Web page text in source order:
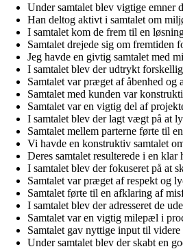
Under samtalet blev vigtige emner
Han deltog aktivt i samtalet om
I samtalet kom de frem til en
Samtalet drejede sig om fremtiden
Jeg havde en givtig samtalet med
I samtalet blev der udtrykt
Samtalet var præget af åbenhed og
Samtalet med kunden var
Samtalet var en vigtig del af
I samtalet blev der lagt vægt på at
Samtalet mellem parterne førte til
Vi havde en konstruktiv samtalet
Deres samtalet resulterede i en klar
I samtalet blev der fokuseret på at
Samtalet var præget af respekt og
Samtalet førte til en afklaring af
I samtalet blev der adresseret de
Samtalet var en vigtig milepæl i
Samtalet gav nyttige input til videre
Under samtalet blev der skabt en